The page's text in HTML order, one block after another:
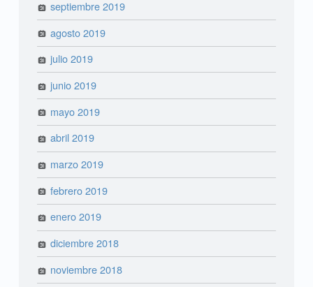
septiembre 2019
agosto 2019
julio 2019
junio 2019
mayo 2019
abril 2019
marzo 2019
febrero 2019
enero 2019
diciembre 2018
noviembre 2018